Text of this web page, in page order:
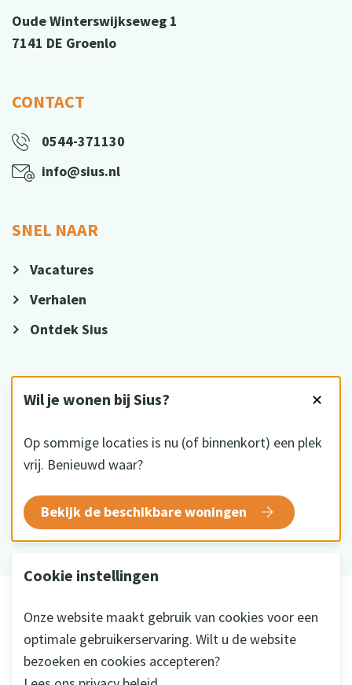
Wil je wonen bij Sius? ✕
Op sommige locaties is nu (of binnenkort) een plek
vrij. Benieuwd waar?
Bekijk de beschikbare woningen
Cookie instellingen
Onze website maakt gebruik van cookies voor een
optimale gebruikerservaring. Wilt u de website
bezoeken en cookies accepteren?
Oude Winterswijkseweg 1
7141 DE Groenlo
CONTACT
0544-371130
info@sius.nl
SNEL NAAR
Vacatures
Verhalen
Ontdek Sius
HKZ gecertificeerd
Disclaimer
Privacy
Cookie instellingen